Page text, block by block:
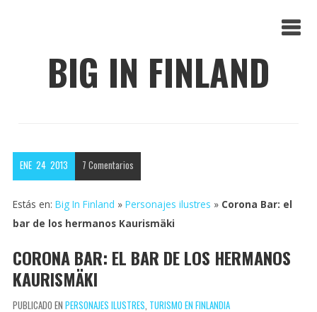
BIG IN FINLAND
ENE 24 2013 7 Comentarios
Estás en: Big In Finland » Personajes ilustres » Corona Bar: el
bar de los hermanos Kaurismäki
CORONA BAR: EL BAR DE LOS HERMANOS
KAURISMÄKI
PUBLICADO EN PERSONAJES ILUSTRES TURISMO EN FINLANDIA